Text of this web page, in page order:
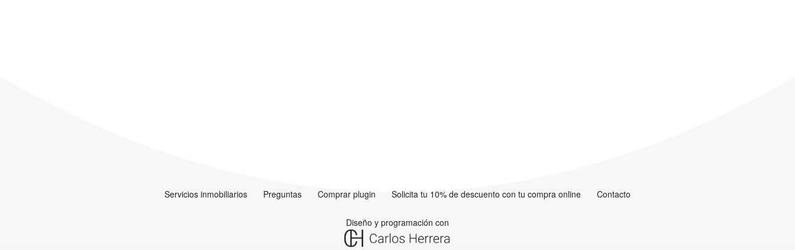
Servicios inmobiliarios Preguntas Comprar plugin Solicita tu 10% de descuento con tu compra online Contacto
Diseño y programación con